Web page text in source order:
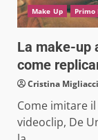
Make Up Primo
La make-up
come
Cristina
Come imitare
videoclip, De